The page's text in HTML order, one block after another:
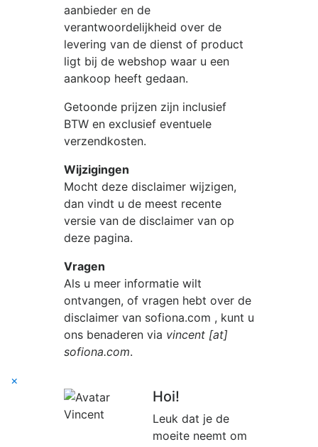
aanbieder en de
verantwoordelijkheid over de
levering van de dienst of product
ligt bij de webshop waar u een
aankoop heeft gedaan.
Getoonde prijzen zijn inclusief
BTW en exclusief eventuele
verzendkosten.
Wijzigingen
Mocht deze disclaimer wijzigen,
dan vindt u de meest recente
versie van de disclaimer van op
deze pagina.
Vragen
Als u meer informatie wilt
ontvangen, of vragen hebt over de
disclaimer van sofiona.com , kunt u
ons benaderen via vincent [at]
sofiona.com.
×
Hoi!
Leuk dat je de
moeite neemt om